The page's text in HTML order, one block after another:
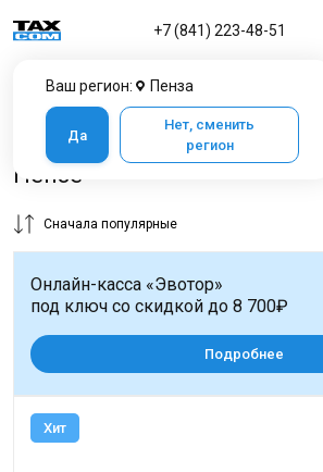
Ваш регион: Пенза
Да
Нет, сменить
регион
+7 (841) 223-48-51
Терминалы сбора данных в
Пензе
Сначала популярные
Хит
Онлайн-касса «Эвотор»
под ключ со скидкой до 8 700₽
Подробнее